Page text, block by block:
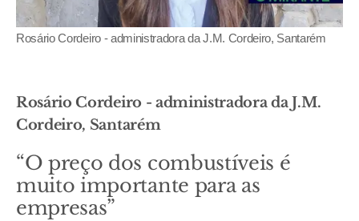
Rosário Cordeiro - administradora da J.M. Cordeiro, Santarém
Rosário Cordeiro - administradora da J.M.
Cordeiro, Santarém
“O preço dos combustíveis é
muito importante para as
empresas”